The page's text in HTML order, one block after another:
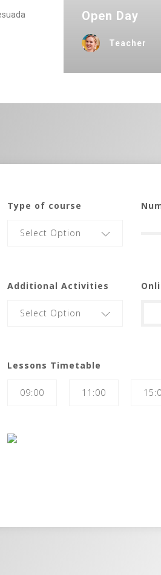
Open Day
Teacher
Type of course
Select Option
Additional Activities
Select Option
Lessons Timetable
09:00 11:00